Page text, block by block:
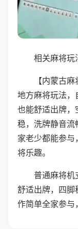
相关麻将玩
【内蒙古
地方麻将玩法，
也能舒适出牌，
稳，洗牌静音流
家老少都能参
将乐趣。
普通麻将机
舒适出牌，四脚
作简单全家参与